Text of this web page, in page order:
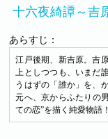
十六夜綺譚～吉
あらすじ：
江戸後期、新吉原。吉
上としつつも、いまだ
うはずの「誰か」を、
元へ、京からふたりの
ての恋”を描く純愛物語！